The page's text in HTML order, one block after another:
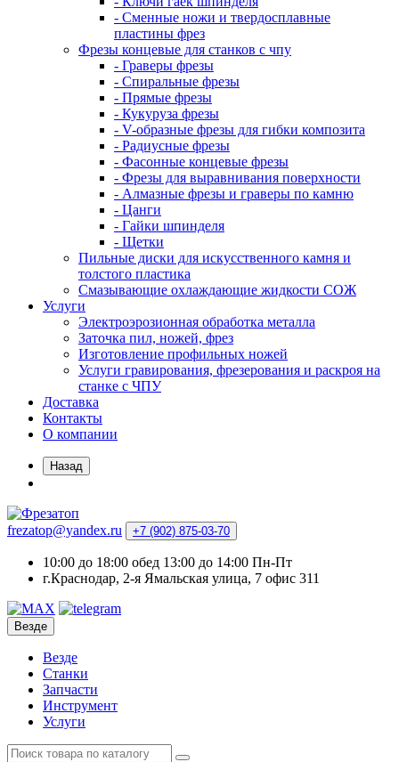
- Сменные ножи и твердосплавные
пластины фрез
Фрезы концевые для станков с чпу
- Граверы фрезы
- Спиральные фрезы
- Прямые фрезы
- Кукуруза фрезы
- V-образные фрезы для гибки композита
- Радиусные фрезы
- Фасонные концевые фрезы
- Фрезы для выравнивания поверхности
- Алмазные фрезы и граверы по камню
- Цанги
- Гайки шпинделя
- Щетки
Пильные диски для искусственного камня и
толстого пластика
Смазывающие охлаждающие жидкости СОЖ
Услуги
Электроэрозионная обработка металла
Заточка пил, ножей, фрез
Изготовление профильных ножей
Услуги гравирования, фрезерования и раскроя на
станке с ЧПУ
Доставка
Контакты
О компании
Назад
frezatop@yandex.ru +7 (902) 875-03-70
10:00 до 18:00 обед 13:00 до 14:00 Пн-Пт
г.Краснодар, 2-я Ямальская улица, 7 офис 311
Везде
Везде
Станки
Запчасти
Инструмент
Услуги